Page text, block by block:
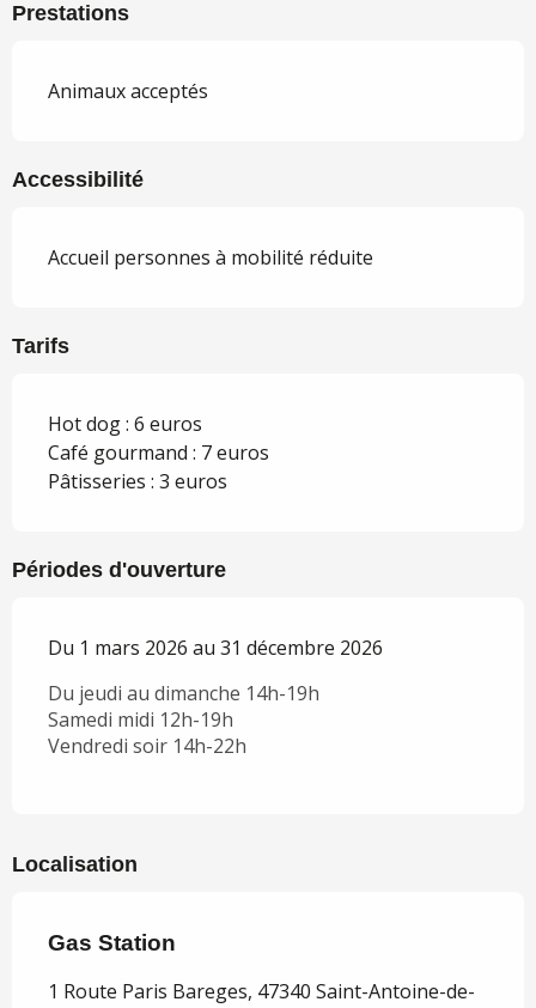
Prestations
Animaux acceptés
Accessibilité
Accueil personnes à mobilité réduite
Tarifs
Hot dog : 6 euros
Café gourmand : 7 euros
Pâtisseries : 3 euros
Périodes d'ouverture
Du 1 mars 2026 au 31 décembre 2026
Du jeudi au dimanche 14h-19h
Samedi midi 12h-19h
Vendredi soir 14h-22h
Localisation
Gas Station
1 Route Paris Bareges, 47340 Saint-Antoine-de-